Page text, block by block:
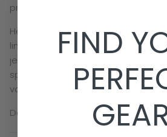
profiteer je van extra ventilatie.
Het ergonomische ontwerp sluit
linkerhand, zodat je vol
je nu traint of een belangrijke
spelers die geen concessies
van bescherming én controle.
De Brabo Elite Player Glove is
FIND